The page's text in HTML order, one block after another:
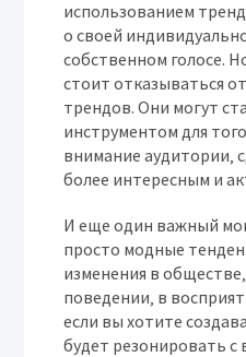
использованием
о своей
собственном голосе.
стоит отказываться
трендов. Они могут
инструментом для
внимание аудитории‚
более интересным и
И еще один важный
просто модные
изменения в
поведении‚ в
если вы хотите
будет резонировать с